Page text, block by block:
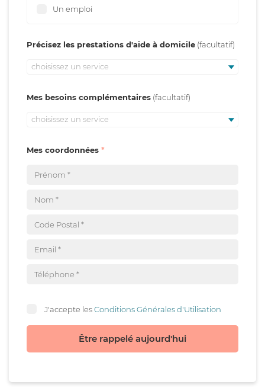
Un emploi
Précisez les prestations d'aide à domicile
choisissez un service
Mes besoins complémentaires
choisissez un service
Mes coordonnées
J'accepte lesConditions Générales d'Utilisation
Être rappelé aujourd'hui